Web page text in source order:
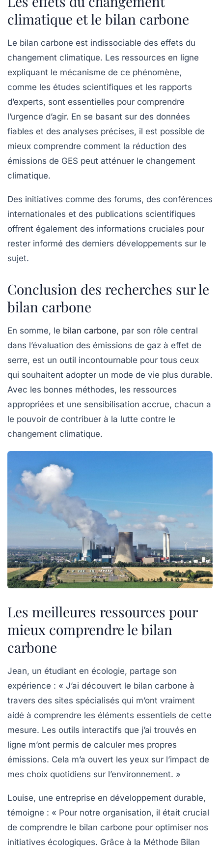
climatique et le bilan carbone
Le bilan carbone est indissociable des effets du
changement climatique. Les ressources en ligne
expliquant le mécanisme de ce phénomène,
comme les études scientifiques et les rapports
d’experts, sont essentielles pour comprendre
l’urgence d’agir. En se basant sur des données
fiables et des analyses précises, il est possible de
mieux comprendre comment la réduction des
émissions de GES peut atténuer le changement
climatique.
Des initiatives comme des forums, des conférences
internationales et des publications scientifiques
offrent également des informations cruciales pour
rester informé des derniers développements sur le
sujet.
Conclusion des recherches sur le
bilan carbone
En somme, le bilan carbone, par son rôle central
dans l’évaluation des émissions de gaz à effet de
serre, est un outil incontournable pour tous ceux
qui souhaitent adopter un mode de vie plus durable.
Avec les bonnes méthodes, les ressources
appropriées et une sensibilisation accrue, chacun a
le pouvoir de contribuer à la lutte contre le
changement climatique.
Les meilleures ressources pour
mieux comprendre le bilan
carbone
Jean, un étudiant en écologie, partage son
expérience : « J’ai découvert le bilan carbone à
travers des sites spécialisés qui m’ont vraiment
aidé à comprendre les éléments essentiels de cette
mesure. Les outils interactifs que j’ai trouvés en
ligne m’ont permis de calculer mes propres
émissions. Cela m’a ouvert les yeux sur l’impact de
mes choix quotidiens sur l’environnement. »
Louise, une entreprise en développement durable,
témoigne : « Pour notre organisation, il était crucial
de comprendre le bilan carbone pour optimiser nos
initiatives écologiques. Grâce à la Méthode Bilan